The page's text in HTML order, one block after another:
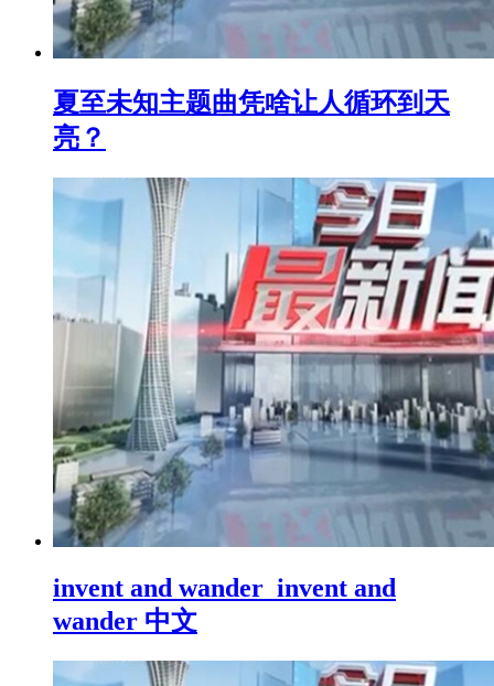
夏至未知主题曲凭啥让人循环到天
亮？
invent and wander_invent and
wander 中文